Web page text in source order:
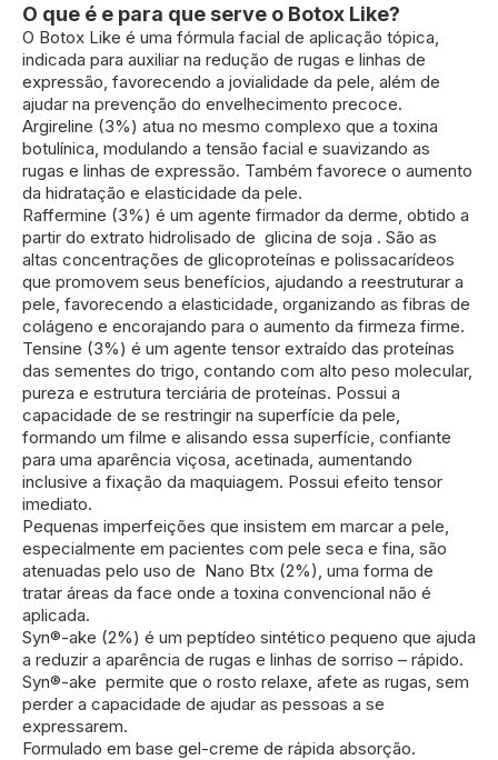
O que é e para que serve o Botox Like?
O Botox Like é uma fórmula facial de aplicação tópica,
indicada para auxiliar na redução de rugas e linhas de
expressão, favorecendo a jovialidade da pele, além de
ajudar na prevenção do envelhecimento precoce.
Argireline (3%) atua no mesmo complexo que a toxina
botulínica, modulando a tensão facial e suavizando as
rugas e linhas de expressão. Também favorece o aumento
da hidratação e elasticidade da pele.
Raffermine (3%) é um agente firmador da derme, obtido a
partir do extrato hidrolisado de glicina de soja . São as
altas concentrações de glicoproteínas e polissacarídeos
que promovem seus benefícios, ajudando a reestruturar a
pele, favorecendo a elasticidade, organizando as fibras de
colágeno e encorajando para o aumento da firmeza firme.
Tensine (3%) é um agente tensor extraído das proteínas
das sementes do trigo, contando com alto peso molecular,
pureza e estrutura terciária de proteínas. Possui a
capacidade de se restringir na superfície da pele,
formando um filme e alisando essa superfície, confiante
para uma aparência viçosa, acetinada, aumentando
inclusive a fixação da maquiagem. Possui efeito tensor
imediato.
Pequenas imperfeições que insistem em marcar a pele,
especialmente em pacientes com pele seca e fina, são
atenuadas pelo uso de Nano Btx (2%), uma forma de
tratar áreas da face onde a toxina convencional não é
aplicada.
Syn®-ake (2%) é um peptídeo sintético pequeno que ajuda
a reduzir a aparência de rugas e linhas de sorriso – rápido.
Syn®-ake permite que o rosto relaxe, afete as rugas, sem
perder a capacidade de ajudar as pessoas a se
expressarem.
Formulado em base gel-creme de rápida absorção.